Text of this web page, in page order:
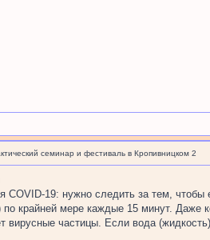
семинар и фестиваль в Кропивницком 2
COVID-19: нужно следить за тем,
по крайней мере каждые 15 минут. Даже
вирусные частицы. Если вода